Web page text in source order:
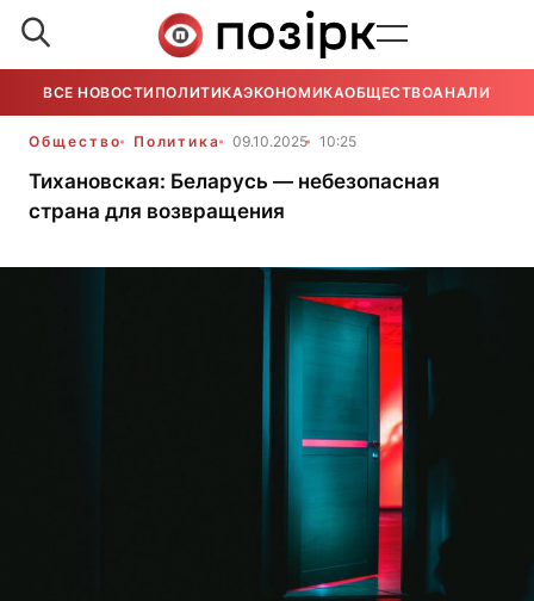
ВСЕ НОВОСТИ ПОЛИТИКАЭКОНОМИКАОБЩЕСТВОАНАЛИТИКА
Общество Политика 09.10.2025 10:25
Тихановская: Беларусь — небезопасная
страна для возвращения